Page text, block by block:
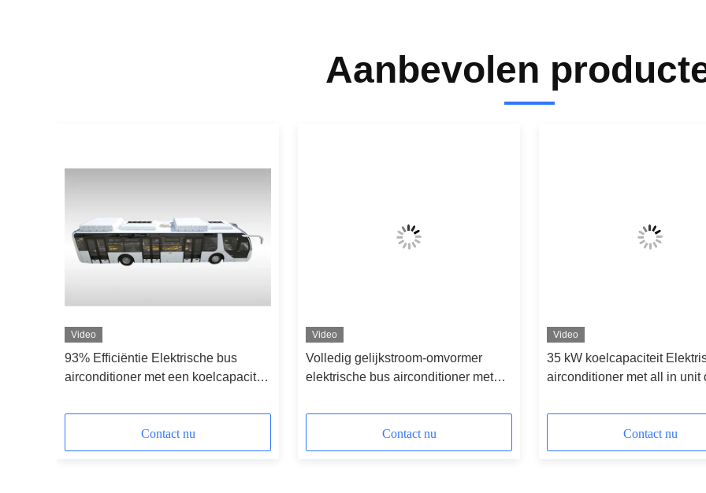
Aanbevolen
Video
93% Efficiëntie Elektrische bus
airconditioner met een koelcapaciteit
gemonteerd ontwerp
Contact nu
Video
Volledig gelijkstroom-omvormer
elektrische bus airconditioner met
geïntegreerd ontwerp
Contact nu
Video
35 kW koelcapaciteit
airconditioner met all in unit
efficiëntie
Contact nu